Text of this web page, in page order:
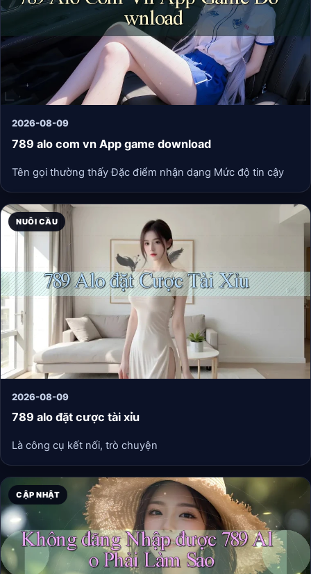
2026-08-09
789 alo com vn App game download
Tên gọi thường thấy Đặc điểm nhận dạng Mức độ tin cậy
NUÔI CẦU
2026-08-09
789 alo đặt cược tài xỉu
Là công cụ kết nối, trò chuyện
CẬP NHẬT